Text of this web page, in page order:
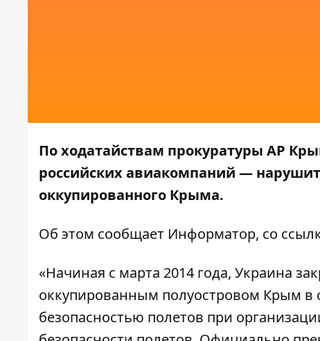
По ходатайствам прокуратуры АР
российских авиакомпаний —
оккупированного Крыма.
Об этом сообщает Информатор, со
«Начиная с марта 2014 года, Украина
оккупированным полуостровом Крым в
безопасностью полетов при